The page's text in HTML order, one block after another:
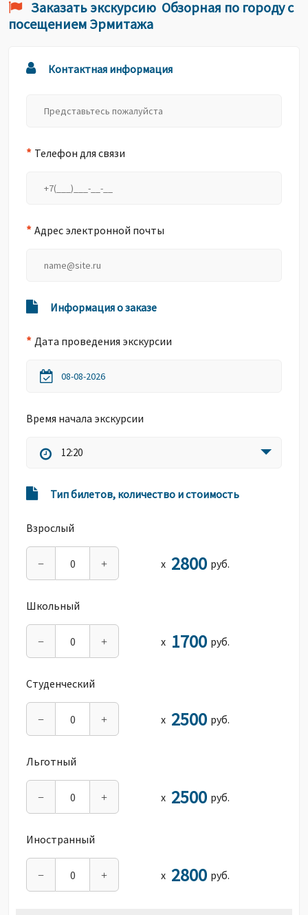
Заказать экскурсию Обзорная по городу с
посещением Эрмитажа
Контактная информация
* Телефон для связи
* Адрес электронной почты
Информация о заказе
* Дата проведения экскурсии
Время начала экскурсии
12:20
Тип билетов, количество и стоимость
Взрослый
− + х 2800 руб.
Школьный
− + х 1700 руб.
Студенческий
− + х 2500 руб.
Льготный
− + х 2500 руб.
Иностранный
− + х 2800 руб.